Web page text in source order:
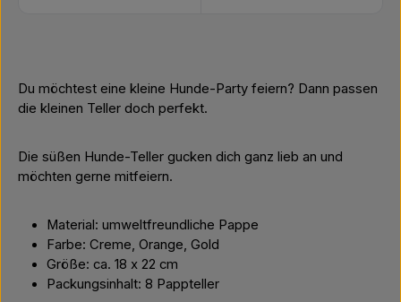
Du möchtest eine kleine Hunde-Party feiern? Dann passen
die kleinen Teller doch perfekt.
Die süßen Hunde-Teller gucken dich ganz lieb an und
möchten gerne mitfeiern.
Material: umweltfreundliche Pappe
Farbe: Creme, Orange, Gold
Größe: ca. 18 x 22 cm
Packungsinhalt: 8 Pappteller